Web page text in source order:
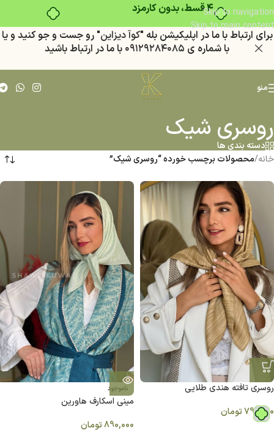
۴ قسط، بدون کارمزد
Skip to navigation
Skip to main content
براي ارتباط با ما در اپليكيشن بله "كوآ ديزاين" رو جست و جو كنيد و يا
با شماره ي ٠٩١٢٩٢٨٤٠٨٥ با ما در ارتباط باشيد
منو
روسری شیک
دسته بندی ها
خانه/محصولات برچسب خورده “روسری شیک”
روسری تافته هندی طلایی
790,000تومان
ناموجود
ميني اسكارف هاورين
890,000تومان